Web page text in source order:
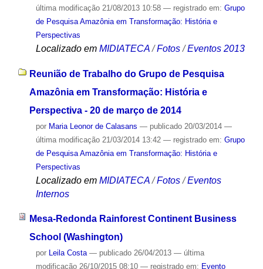
última modificação21/08/2013 10:58 — registrado em: Grupo
de Pesquisa Amazônia em Transformação: História e
Perspectivas
Localizado em MIDIATECA /Fotos /Eventos 2013
Reunião de Trabalho do Grupo de Pesquisa
Amazônia em Transformação: História e
Perspectiva - 20 de março de 2014
por Maria Leonor de Calasans — publicado20/03/2014 —
última modificação21/03/2014 13:42 — registrado em: Grupo
de Pesquisa Amazônia em Transformação: História e
Perspectivas
Localizado em MIDIATECA /Fotos /Eventos
Internos
Mesa-Redonda Rainforest Continent Business
School (Washington)
por Leila Costa — publicado26/04/2013 — última
modificação26/10/2015 08:10 — registrado em: Evento